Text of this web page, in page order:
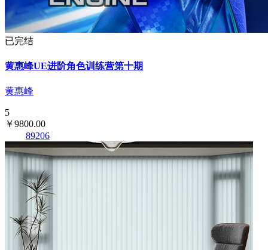
已完结
黄惠峰UE进阶角色训练营第十期
黄惠峰
5
￥9800.00
89206